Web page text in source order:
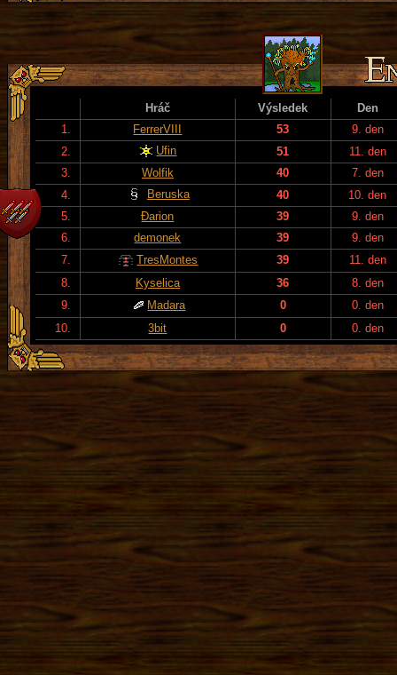
Hráč Výsledek
Den
1.
FerrerVIII 53
9. den
2.
Ufin 51
11. den
3.
Wolfik 40
7. den
4.
Beruska 40
10. den
5.
Đarion 39
9. den
6.
demonek 39
9. den
7.
TresMontes 39
11. den
8.
Kyselica 36
8. den
9.
Madara 0
0. den
10.
3bit 0 0. den